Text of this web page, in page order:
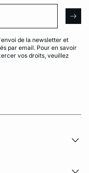
de la newsletter et
par email. Pour en savoir
vos droits, veuillez